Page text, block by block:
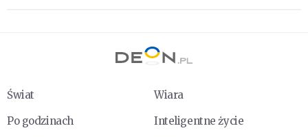
Świat
Wiara
Po godzinach
Inteligentne życie